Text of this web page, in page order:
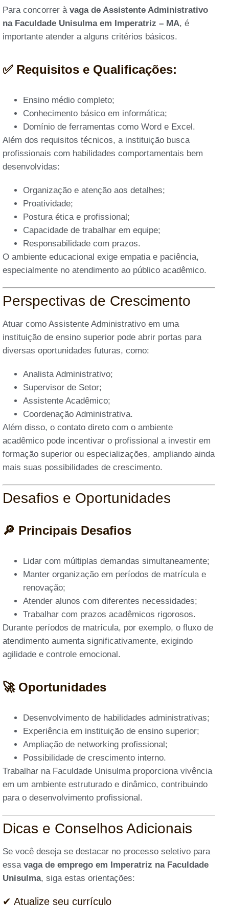
Para concorrer à vaga de Assistente Administrativo
na Faculdade Unisulma em Imperatriz – MA, é
importante atender a alguns critérios básicos.
✅ Requisitos e Qualificações:
Ensino médio completo;
Conhecimento básico em informática;
Domínio de ferramentas como Word e Excel.
Além dos requisitos técnicos, a instituição busca
profissionais com habilidades comportamentais bem
desenvolvidas:
Organização e atenção aos detalhes;
Proatividade;
Postura ética e profissional;
Capacidade de trabalhar em equipe;
Responsabilidade com prazos.
O ambiente educacional exige empatia e paciência,
especialmente no atendimento ao público acadêmico.
Perspectivas de Crescimento
Atuar como Assistente Administrativo em uma
instituição de ensino superior pode abrir portas para
diversas oportunidades futuras, como:
Analista Administrativo;
Supervisor de Setor;
Assistente Acadêmico;
Coordenação Administrativa.
Além disso, o contato direto com o ambiente
acadêmico pode incentivar o profissional a investir em
formação superior ou especializações, ampliando ainda
mais suas possibilidades de crescimento.
Desafios e Oportunidades
🔎 Principais Desafios
Lidar com múltiplas demandas simultaneamente;
Manter organização em períodos de matrícula e
renovação;
Atender alunos com diferentes necessidades;
Trabalhar com prazos acadêmicos rigorosos.
Durante períodos de matrícula, por exemplo, o fluxo de
atendimento aumenta significativamente, exigindo
agilidade e controle emocional.
🚀 Oportunidades
Desenvolvimento de habilidades administrativas;
Experiência em instituição de ensino superior;
Ampliação de networking profissional;
Possibilidade de crescimento interno.
Trabalhar na Faculdade Unisulma proporciona vivência
em um ambiente estruturado e dinâmico, contribuindo
para o desenvolvimento profissional.
Dicas e Conselhos Adicionais
Se você deseja se destacar no processo seletivo para
essa vaga de emprego em Imperatriz na Faculdade
Unisulma, siga estas orientações:
✔ Atualize seu currículo